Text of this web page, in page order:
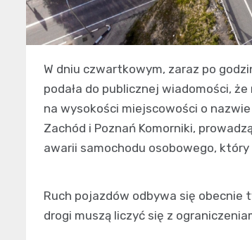
W dniu czwartkowym, zaraz po
podała do publicznej wiadomości,
na wysokości miejscowości o
Zachód i Poznań Komorniki,
awarii samochodu osobowego,
Ruch pojazdów odbywa się obecnie
drogi muszą liczyć się z